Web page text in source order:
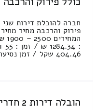
חברה להובלת דירות
404.46 שקל / זמן נסיעה בין ערים 29 דקות [...]
הובלה דירות 2 חדרים מניל"י ← לנחם